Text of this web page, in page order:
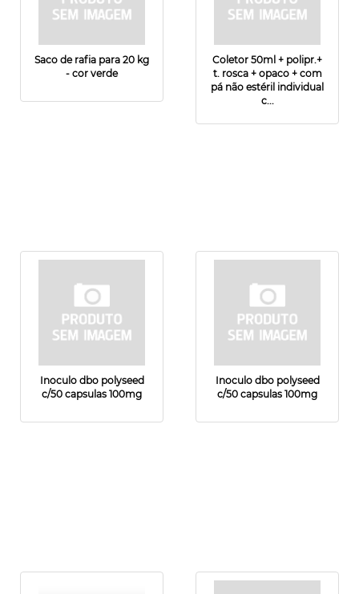
Saco de rafia para 20 kg
- cor verde
Coletor 50ml + polipr.+
t. rosca + opaco + com
pá não estéril individual
c...
Inoculo dbo polyseed
c/50 capsulas 100mg
Inoculo dbo polyseed
c/50 capsulas 100mg